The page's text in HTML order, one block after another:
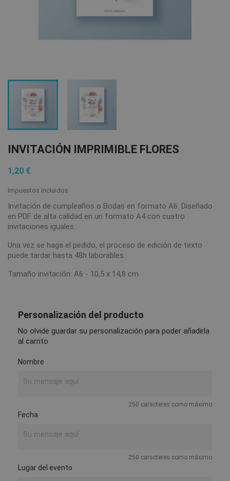
INVITACIÓN IMPRIMIBLE FLORES
1,20 €
Impuestos incluidos
Invitación de cumpleaños o Bodas en formato A6. Diseñado
en PDF de alta calidad en un formato A4 con cuatro
invitaciones iguales.
Una vez se haga el pedido, el proceso de edición de texto
puede tardar hasta 48h laborables.
Tamaño invitación: A6 - 10,5 x 14,8 cm
Personalización del producto
No olvide guardar su personalización para poder añadirla
al carrito
Nombre
250 caracteres como máximo
Fecha
250 caracteres como máximo
Lugar del evento